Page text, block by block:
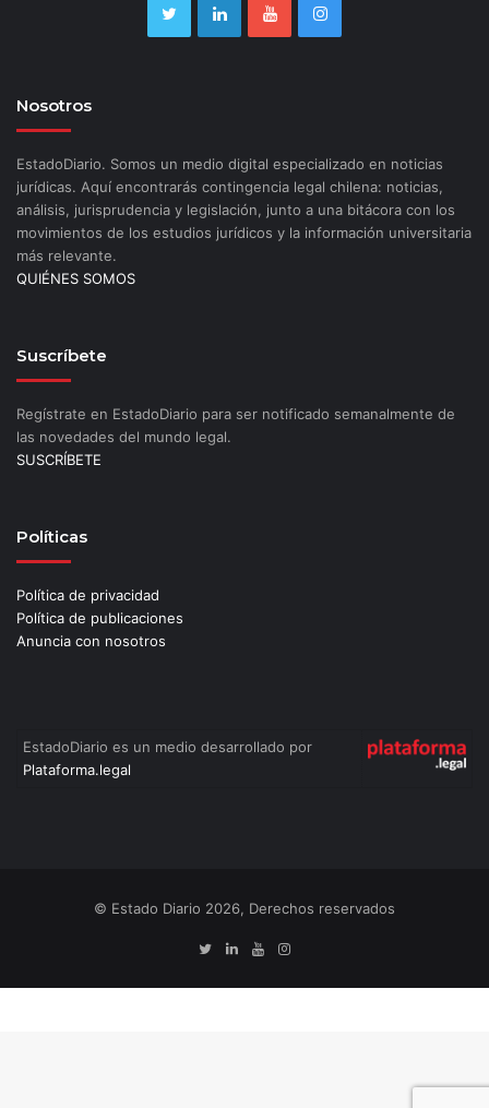
Nosotros
EstadoDiario. Somos un medio digital especializado en noticias
jurídicas. Aquí encontrarás contingencia legal chilena: noticias,
análisis, jurisprudencia y legislación, junto a una bitácora con los
movimientos de los estudios jurídicos y la información universitaria
más relevante.
QUIÉNES SOMOS
Suscríbete
Regístrate en EstadoDiario para ser notificado semanalmente de
las novedades del mundo legal.
SUSCRÍBETE
Políticas
Política de privacidad
Política de publicaciones
Anuncia con nosotros
EstadoDiario es un medio desarrollado por
Plataforma.legal
© Estado Diario 2026, Derechos reservados